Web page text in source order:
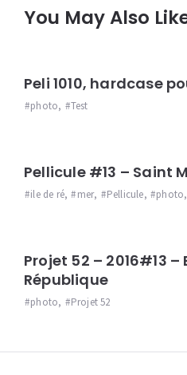
You May Also
Peli 1010, hardcase
photo, Test
Pellicule #13 – Saint
ile de ré, mer, Pellicule, photo,
Projet 52 – 2016#13
République
photo, Projet 52